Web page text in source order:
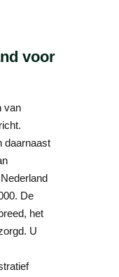
voor
van
daarnaast
De
het
U